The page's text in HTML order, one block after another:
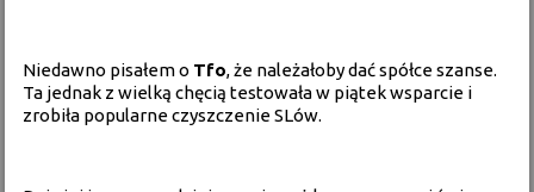
Niedawno pisałem o Tfo, że należałoby dać spółce szanse.
Ta jednak z wielką chęcią testowała w piątek wsparcie i
zrobiła popularne czyszczenie SLów.